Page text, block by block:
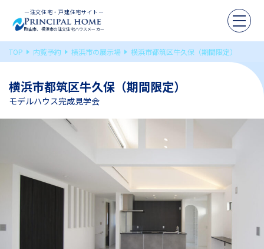
ー注文住宅・戸建住宅サイトー
町田市、横浜市の注文住宅ハウスメーカー
TOP 内覧予約 横浜市の展示場 横浜市都筑区牛久保（期間限定）
横浜市都筑区牛久保（期間限定）
モデルハウス完成見学会